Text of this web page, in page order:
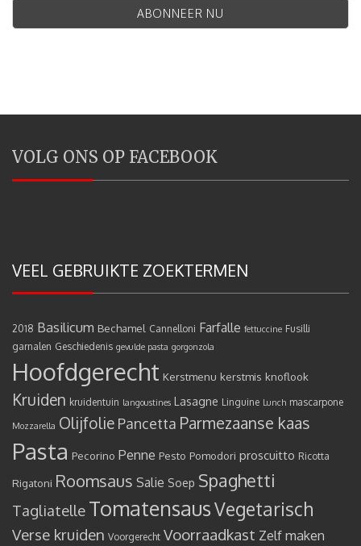
VOLG ONS OP FACEBOOK
VEEL GEBRUIKTE ZOEKTERMEN
2018 Basilicum Bechamel Cannelloni Farfalle fettuccine Fusilli
garnalen Geschiedenis gevulde pasta gorgonzola
Hoofdgerecht Kerstmenu kerstmis knoflook
Kruiden kruidentuin langoustines Lasagne Linguine Lunch mascarpone
Mozzarella Olijfolie Pancetta Parmezaanse kaas
Pasta Pecorino Penne Pesto Pomodori proscuitto Ricotta
Rigatoni Roomsaus Salie Soep Spaghetti
Tagliatelle TomatensausVegetarisch
Verse kruiden Voorgerecht Voorraadkast Zelf maken